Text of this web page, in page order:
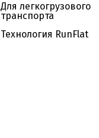
Для легкогрузового
транспорта
Технология RunFlat